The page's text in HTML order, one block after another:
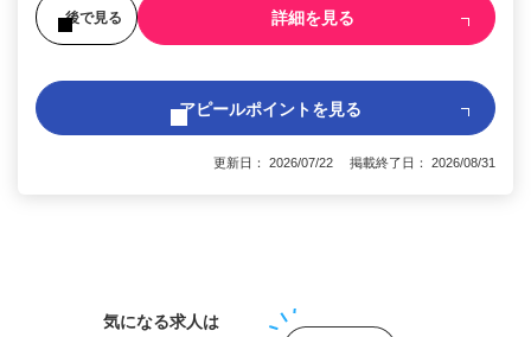
後で見る 詳細を見る
アピールポイントを見る
更新日： 2026/07/22 掲載終了日： 2026/08/31
気になる求人は